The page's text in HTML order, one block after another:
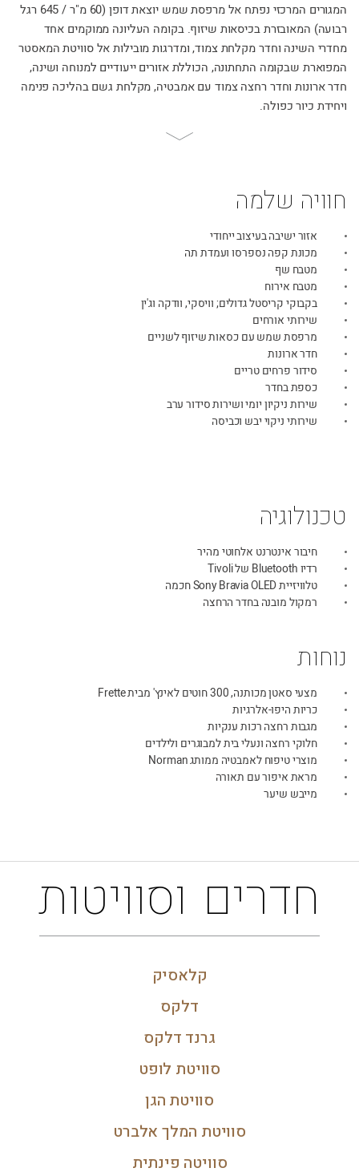
המגורים המרכזי נפתח אל מרפסת שמש יוצאת דופן (60 מ"ר / 645 רגל
רבועה) המאובזרת בכיסאות שיזוף. בקומה העליונה ממוקמים אחד
מחדרי השינה וחדר מקלחת צמוד, ומדרגות מובילות אל סוויטת המאסטר
המפוארת שבקומה התחתונה, הכוללת אזורים ייעודיים למנוחה ושינה,
חדר ארונות וחדר רחצה צמוד עם אמבטיה, מקלחת גשם בהליכה פנימה
ויחידת כיור כפולה.
to
חוויה שלמה
אזור ישיבה בעיצוב ייחודי
מכונת קפה נספרסו ועמדת תה
מטבח שף
מטבח אירוח
בקבוקי קריסטל גדולים; וויסקי, וודקה וג'ין
שירותי אורחים
מרפסת שמש עם כסאות שיזוף לשניים
חדר ארונות
סידור פרחים טריים
כספת בחדר
שירות ניקיון יומי ושירות סידור ערב
שירותי ניקוי יבש וכביסה
טכנולוגיה
חיבור אינטרנט אלחוטי מהיר
רדיו Bluetooth של Tivoli
טלוויזיית Sony Bravia OLED חכמה
רמקול מובנה בחדר הרחצה
נוחות
מצעי סאטן מכותנה, 300 חוטים לאינץ' מבית Frette
כריות היפו-אלרגיות
מגבות רחצה רכות ענקיות
חלוקי רחצה ונעלי בית למבוגרים ולילדים
מוצרי טיפוח לאמבטיה ממותג Norman
מראת איפור עם תאורה
מייבש שיער
חדרים וסוויטות
קלאסיק
דלקס
גרנד דלקס
סוויטת לופט
סוויטת הגן
סוויטת המלך אלברט
סוויטה פינתית